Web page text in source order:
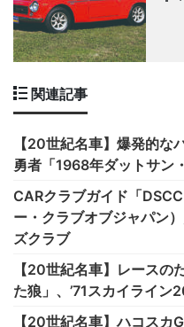
関連記事
【20世紀名車】爆発的な
勇者「1968年ダットサン
CARクラブガイド「
ー・クラブオブジャパン
ズクラブ
【20世紀名車】レースの
た狼」、’71スカイライ
【20世紀名車】ハコスカ